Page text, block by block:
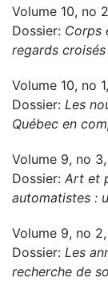
Volume 10, no
Dossier: Corps
regards
Volume 10, no
Dossier: Les
Québec en
Volume 9, no
Dossier: Art et
automatistes :
Volume 9, no
Dossier: Les
recherche de